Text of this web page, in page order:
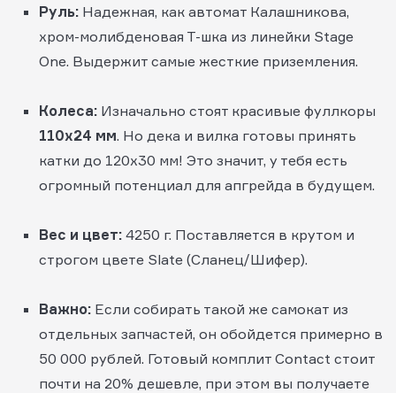
Руль: Надежная, как автомат Калашникова,
хром-молибденовая Т-шка из линейки Stage
One. Выдержит самые жесткие приземления.
Колеса: Изначально стоят красивые фуллкоры
110х24 мм. Но дека и вилка готовы принять
катки до 120х30 мм! Это значит, у тебя есть
огромный потенциал для апгрейда в будущем.
Вес и цвет: 4250 г. Поставляется в крутом и
строгом цвете Slate (Сланец/Шифер).
Важно: Если собирать такой же самокат из
отдельных запчастей, он обойдется примерно в
50 000 рублей. Готовый комплит Contact стоит
почти на 20% дешевле, при этом вы получаете